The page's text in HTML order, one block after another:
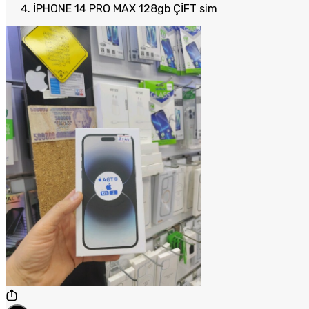
İPHONE 14 PRO MAX 128gb ÇİFT sim